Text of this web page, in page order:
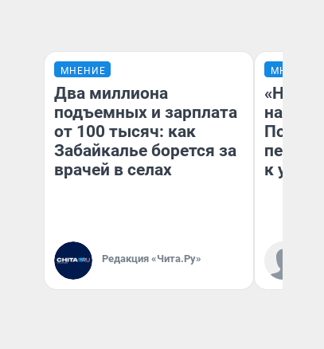
МНЕНИЕ
Два миллиона
подъемных и зарплата
от 100 тысяч: как
Забайкалье борется за
врачей в селах
Редакция «Чита.Ру»
МНЕНИЕ
«Надо
надо
к